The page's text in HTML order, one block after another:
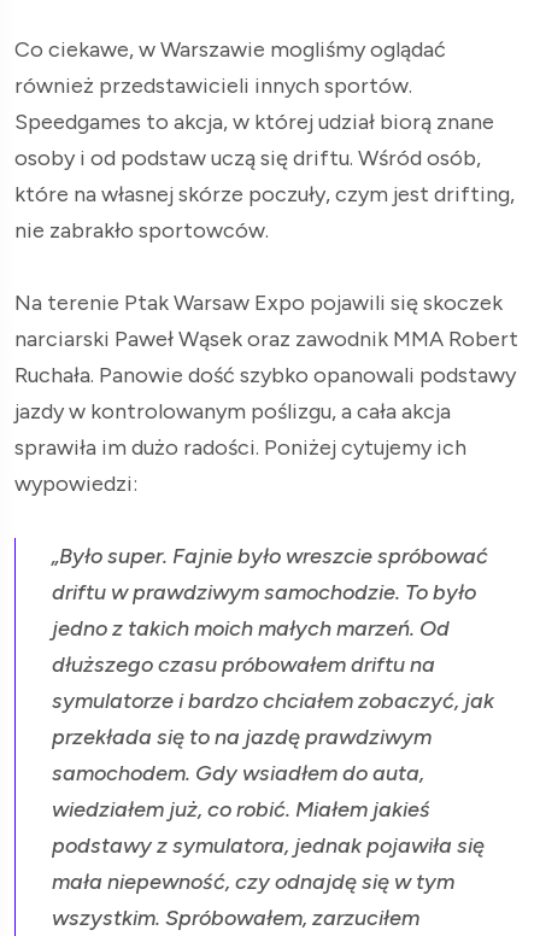
Co ciekawe, w Warszawie mogliśmy oglądać
również przedstawicieli innych sportów.
Speedgames to akcja, w której udział biorą znane
osoby i od podstaw uczą się driftu. Wśród osób,
które na własnej skórze poczuły, czym jest drifting,
nie zabrakło sportowców.
Na terenie Ptak Warsaw Expo pojawili się skoczek
narciarski Paweł Wąsek oraz zawodnik MMA Robert
Ruchała. Panowie dość szybko opanowali podstawy
jazdy w kontrolowanym poślizgu, a cała akcja
sprawiła im dużo radości. Poniżej cytujemy ich
wypowiedzi:
„Było super. Fajnie było wreszcie spróbować
driftu w prawdziwym samochodzie. To było
jedno z takich moich małych marzeń. Od
dłuższego czasu próbowałem driftu na
symulatorze i bardzo chciałem zobaczyć, jak
przekłada się to na jazdę prawdziwym
samochodem. Gdy wsiadłem do auta,
wiedziałem już, co robić. Miałem jakieś
podstawy z symulatora, jednak pojawiła się
mała niepewność, czy odnajdę się w tym
wszystkim. Spróbowałem, zarzuciłem